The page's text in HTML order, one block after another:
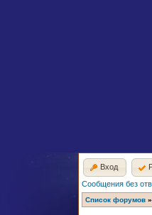
Вход
Сообщения без
Список форумов »